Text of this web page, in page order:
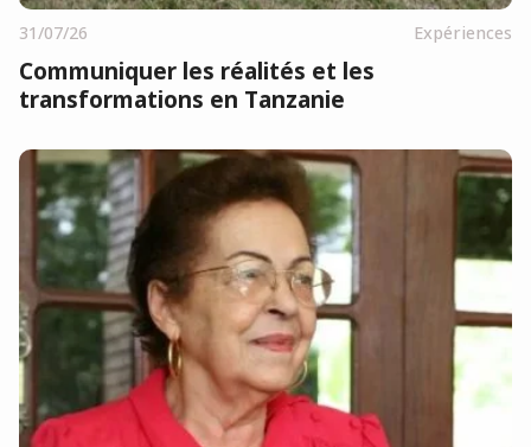
31/07/26 Expériences
Communiquer les réalités et les
transformations en Tanzanie